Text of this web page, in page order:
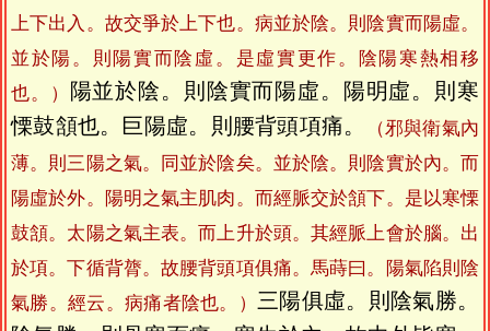
上下出入。故交爭於上下也。病並於陰。則陰實而陽虛。
並於陽。則陽實而陰虛。是虛實更作。陰陽寒熱相移
也。）
陽並於陰。則陰實而陽虛。陽明虛。則寒
慄鼓頷也。巨陽虛。則腰背頭項痛。
（邪與衛氣內
薄。則三陽之氣。同並於陰矣。並於陰。則陰實於內。而
陽虛於外。陽明之氣主肌肉。而經脈交於頷下。是以寒慄
鼓頷。太陽之氣主表。而上升於頭。其經脈上會於腦。出
於項。下循背膂。故腰背頭項俱痛。馬蒔曰。陽氣陷則陰
氣勝。經云。病痛者陰也。）三陽俱虛。則陰氣勝。